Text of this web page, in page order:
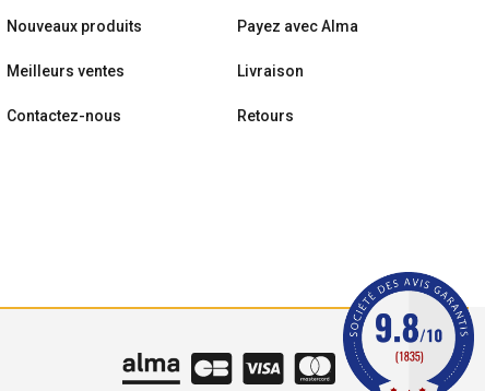
Nouveaux produits
Meilleurs ventes
Contactez-nous
Payez avec Alma
Livraison
Retours